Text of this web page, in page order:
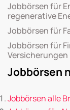
Jobbörsen für
regenerative
Jobbörsen für
Jobbörsen für
Versicherungen
Jobbörsen
Jobbörsen alle